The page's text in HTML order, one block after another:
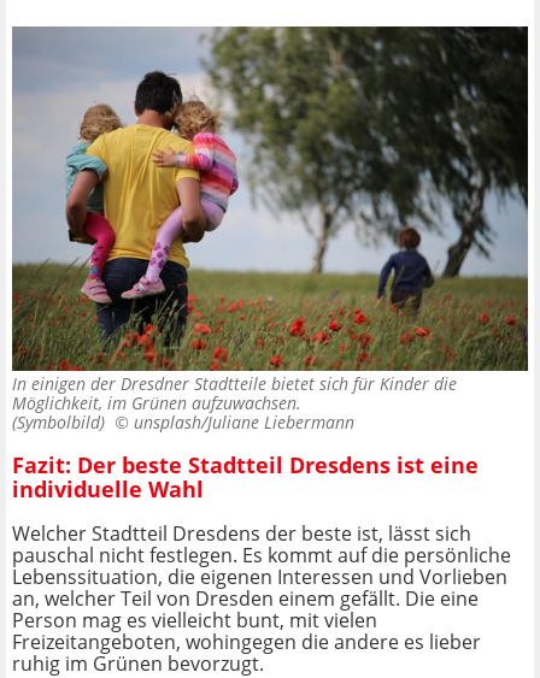
In einigen der Dresdner Stadtteile bietet sich für Kinder die
Möglichkeit, im Grünen aufzuwachsen.
(Symbolbild) © unsplash/Juliane Liebermann
Fazit: Der beste Stadtteil Dresdens ist eine
individuelle Wahl
Welcher Stadtteil Dresdens der beste ist, lässt sich
pauschal nicht festlegen. Es kommt auf die persönliche
Lebenssituation, die eigenen Interessen und Vorlieben
an, welcher Teil von Dresden einem gefällt. Die eine
Person mag es vielleicht bunt, mit vielen
Freizeitangeboten, wohingegen die andere es lieber
ruhig im Grünen bevorzugt.